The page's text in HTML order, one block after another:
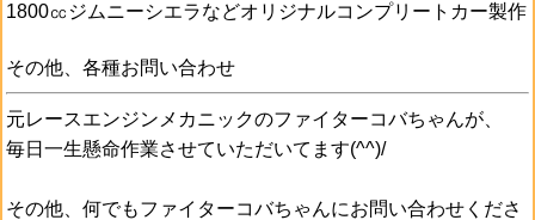
1800㏄ジムニーシエラなどオリジナルコンプリートカー製作
その他、各種お問い合わせ
元レースエンジンメカニックのファイターコバちゃんが、
毎日一生懸命作業させていただいてます(^^)/
その他、何でもファイターコバちゃんにお問い合わせくださ